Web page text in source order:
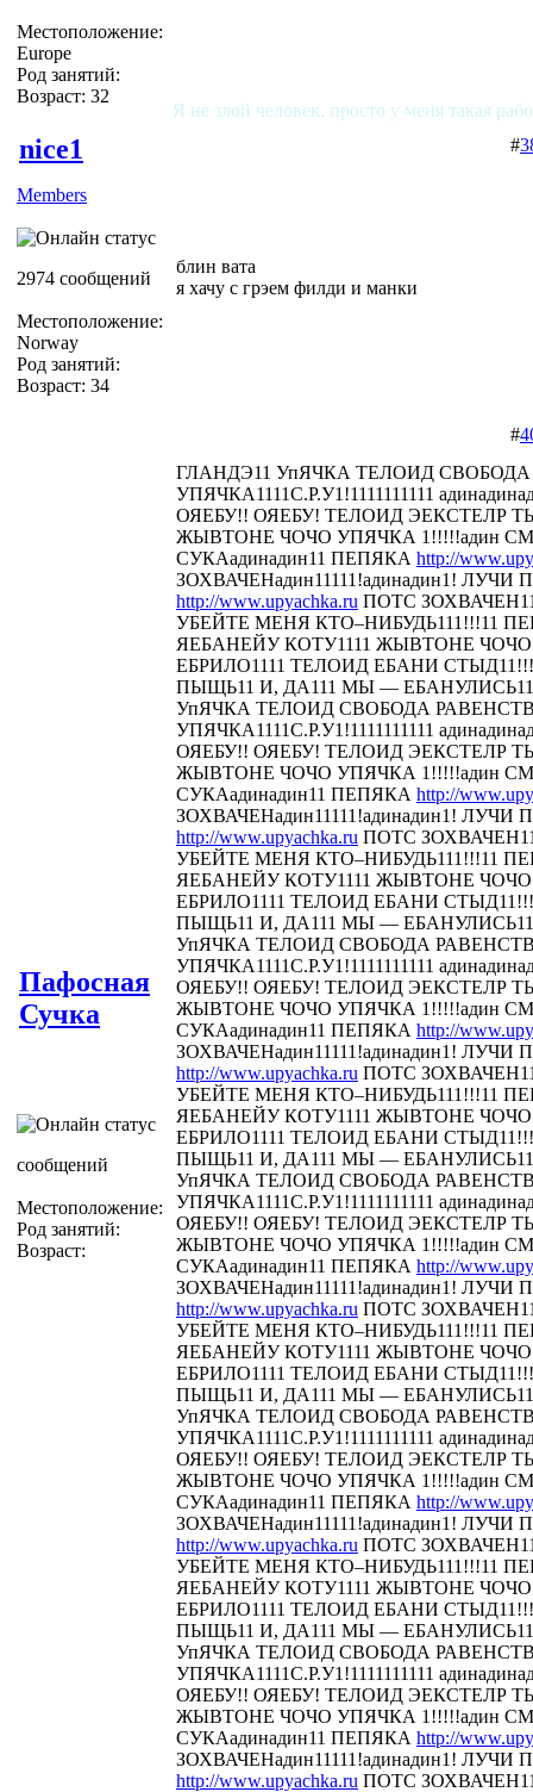
Местоположение:
Europe
Род занятий:
Возраст: 32
Я не злой человек, просто у меня такая
nice1
Members
2974 сообщений
Местоположение:
Norway
Род занятий:
Возраст: 34
#
блин вата
я хачу с грэем филди и манки
Пафосная
Сучка
сообщений
Местоположение:
Род занятий:
Возраст:
#
ГЛАНДЭ11 УпЯЧКА ТЕЛОИД
УПЯЧКА1111С.Р.У1!1111111111
ОЯЕБУ!! ОЯЕБУ! ТЕЛОИД ЭЕКСТЕЛР
ЖЫВТОНЕ ЧОЧО УПЯЧКА 1!!!!!адин
СУКАадинадин11 ПЕПЯКА http://
ЗОХВАЧЕНадин11111!адинадин1! ЛУЧИ
http://www.upyachka.ru ПОТС
УБЕЙТЕ МЕНЯ КТО–НИБУДЬ111!!!11
ЯЕБАНЕЙУ КОТУ1111 ЖЫВТОНЕ ЧОЧО
ЕБРИЛО1111 ТЕЛОИД ЕБАНИ СТЫД11!!!
ПЫЩЬ11 И, ДА111 МЫ —
УпЯЧКА ТЕЛОИД СВОБОДА
УПЯЧКА1111С.Р.У1!1111111111
ОЯЕБУ!! ОЯЕБУ! ТЕЛОИД ЭЕКСТЕЛР
ЖЫВТОНЕ ЧОЧО УПЯЧКА 1!!!!!адин
СУКАадинадин11 ПЕПЯКА http://
ЗОХВАЧЕНадин11111!адинадин1! ЛУЧИ
http://www.upyachka.ru ПОТС
УБЕЙТЕ МЕНЯ КТО–НИБУДЬ111!!!11
ЯЕБАНЕЙУ КОТУ1111 ЖЫВТОНЕ ЧОЧО
ЕБРИЛО1111 ТЕЛОИД ЕБАНИ СТЫД11!!!
ПЫЩЬ11 И, ДА111 МЫ —
УпЯЧКА ТЕЛОИД СВОБОДА
УПЯЧКА1111С.Р.У1!1111111111
ОЯЕБУ!! ОЯЕБУ! ТЕЛОИД ЭЕКСТЕЛР
ЖЫВТОНЕ ЧОЧО УПЯЧКА 1!!!!!адин
СУКАадинадин11 ПЕПЯКА http://
ЗОХВАЧЕНадин11111!адинадин1! ЛУЧИ
http://www.upyachka.ru ПОТС
УБЕЙТЕ МЕНЯ КТО–НИБУДЬ111!!!11
ЯЕБАНЕЙУ КОТУ1111 ЖЫВТОНЕ ЧОЧО
ЕБРИЛО1111 ТЕЛОИД ЕБАНИ СТЫД11!!!
ПЫЩЬ11 И, ДА111 МЫ —
УпЯЧКА ТЕЛОИД СВОБОДА
УПЯЧКА1111С.Р.У1!1111111111
ОЯЕБУ!! ОЯЕБУ! ТЕЛОИД ЭЕКСТЕЛР
ЖЫВТОНЕ ЧОЧО УПЯЧКА 1!!!!!адин
СУКАадинадин11 ПЕПЯКА http://
ЗОХВАЧЕНадин11111!адинадин1! ЛУЧИ
http://www.upyachka.ru ПОТС
УБЕЙТЕ МЕНЯ КТО–НИБУДЬ111!!!11
ЯЕБАНЕЙУ КОТУ1111 ЖЫВТОНЕ ЧОЧО
ЕБРИЛО1111 ТЕЛОИД ЕБАНИ СТЫД11!!!
ПЫЩЬ11 И, ДА111 МЫ —
УпЯЧКА ТЕЛОИД СВОБОДА
УПЯЧКА1111С.Р.У1!1111111111
ОЯЕБУ!! ОЯЕБУ! ТЕЛОИД ЭЕКСТЕЛР
ЖЫВТОНЕ ЧОЧО УПЯЧКА 1!!!!!адин
СУКАадинадин11 ПЕПЯКА http://
ЗОХВАЧЕНадин11111!адинадин1! ЛУЧИ
http://www.upyachka.ru ПОТС
УБЕЙТЕ МЕНЯ КТО–НИБУДЬ111!!!11
ЯЕБАНЕЙУ КОТУ1111 ЖЫВТОНЕ ЧОЧО
ЕБРИЛО1111 ТЕЛОИД ЕБАНИ СТЫД11!!!
ПЫЩЬ11 И, ДА111 МЫ —
УпЯЧКА ТЕЛОИД СВОБОДА
УПЯЧКА1111С.Р.У1!1111111111
ОЯЕБУ!! ОЯЕБУ! ТЕЛОИД ЭЕКСТЕЛР
ЖЫВТОНЕ ЧОЧО УПЯЧКА 1!!!!!адин
СУКАадинадин11 ПЕПЯКА http://
ЗОХВАЧЕНадин11111!адинадин1! ЛУЧИ
http://www.upyachka.ru ПОТС